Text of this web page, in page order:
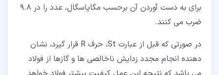
برای به دست آوردن آن برحسب مگاپاسگال، عدد را در 9.8
ضرب می کنند.
در صورتی که قبل از عبارت St، حرف R قرار گیرد، نشان
دهنده انجام مجدد زدایش ناخالصی ها و گازها از فولاد